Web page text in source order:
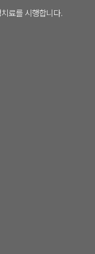
료를 시행합니다.